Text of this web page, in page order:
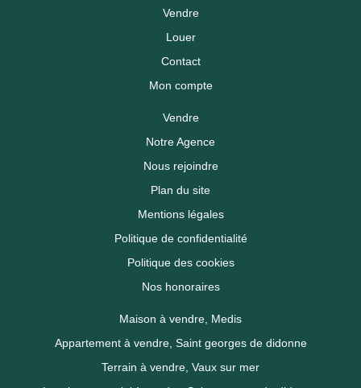
Vendre
Louer
Contact
Mon compte
Vendre
Notre Agence
Nous rejoindre
Plan du site
Mentions légales
Politique de confidentialité
Politique des cookies
Nos honoraires
Maison à vendre, Medis
Appartement à vendre, Saint georges de didonne
Terrain à vendre, Vaux sur mer